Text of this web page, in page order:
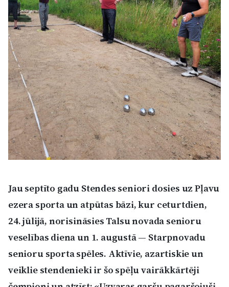
Vieta
Sludinājumi
Pasākumi
Reklāma
Politiskā reklāma
Kontakti
Ziņo redakcijai
Facebook Instagram YouTube
Jau septīto gadu Stendes seniori dosies uz Pļavu
ezera sporta un atpūtas bāzi, kur ceturtdien,
24. jūlijā, norisināsies Talsu novada senioru
veselības diena un 1. augustā — Starpnovadu
senioru sporta spēles. Aktīvie, azartiskie un
veiklie stendenieki ir šo spēļu vairākkārtēji